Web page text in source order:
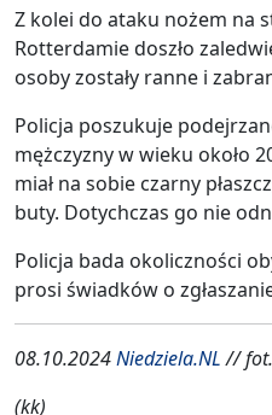
Z kolei do ataku nożem na
Rotterdamie doszło
osoby zostały ranne i
Policja poszukuje
mężczyzny w wieku około
miał na sobie czarny
buty. Dotychczas go nie
Policja bada okoliczności
prosi świadków o
08.10.2024Niedziela.NL//
(kk)